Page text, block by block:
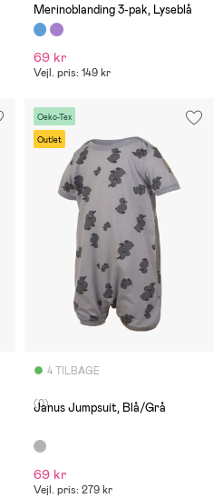
Merinoblanding 3-pak, Lyseblå
69 kr
Vejl. pris: 149 kr
Oeko-Tex
Outlet
4 TILBAGE
(0)
Janus Jumpsuit, Blå/Grå
69 kr
Vejl. pris: 279 kr